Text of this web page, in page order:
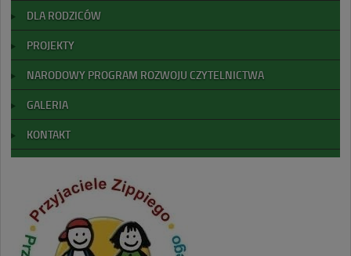
DLA RODZICÓW
PROJEKTY
NARODOWY PROGRAM ROZWOJU CZYTELNICTWA
GALERIA
KONTAKT